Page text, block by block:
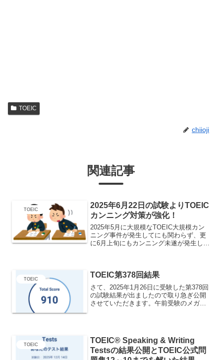
TOEIC
chiioji
関連記事
TOEIC
2025年6月22日の試験よりTOEIC
カンニング対策が強化！
2025年5月に大規模なTOEIC大規模カン
ニング事件が発生してにも関わらず、更
に6月上旬にもカンニング未遂が発生した
写真を貼...
TOEIC TOEIC第378回結果
さて、2025年1月26日に受験した第378回
の試験結果が出ましたので取り急ぎ公開
させていただきます。午前受験のメガネ
TOEIC
TOEIC® Speaking & Writing
Testsの結果公開とTOEIC公式問